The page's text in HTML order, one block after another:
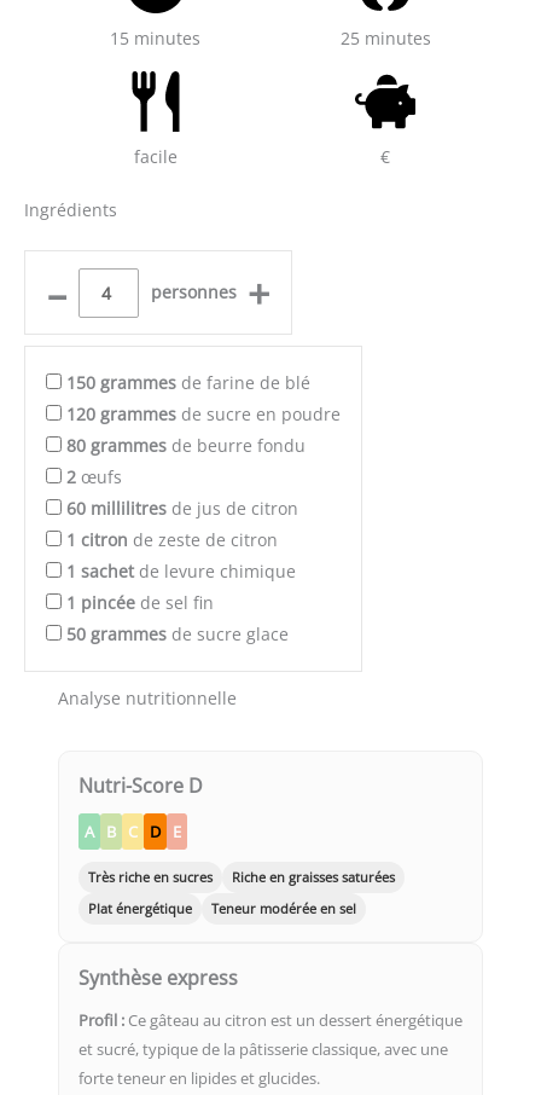
15 minutes 25 minutes
facile €
Ingrédients
– personnes +
150 grammes de farine de blé
120 grammes de sucre en poudre
80 grammes de beurre fondu
2 œufs
60 millilitres de jus de citron
1 citron de zeste de citron
1 sachet de levure chimique
1 pincée de sel fin
50 grammes de sucre glace
Analyse nutritionnelle
Nutri-Score D
A B C D E
Très riche en sucres
Riche en graisses saturées
Plat énergétique
Teneur modérée en sel
Synthèse express
Profil : Ce gâteau au citron est un dessert énergétique
et sucré, typique de la pâtisserie classique, avec une
forte teneur en lipides et glucides.